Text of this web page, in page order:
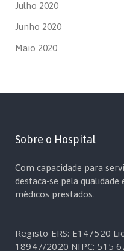
Julho 2020
Junho 2020
Maio 2020
Sobre o Hospital
Com capacidade para
destaca-se pela qualidade
médicos prestados.
Registo ERS: E147520
18947/2020 NIPC: 515